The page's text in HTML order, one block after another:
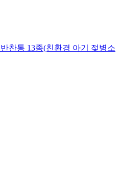
찬통 13종(친환경 아기 젖병소